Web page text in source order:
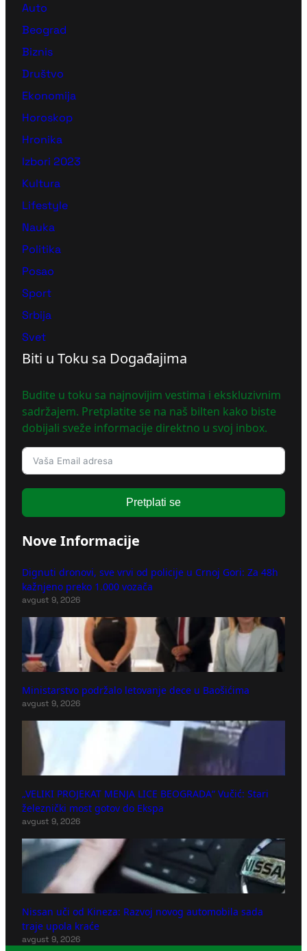
Auto
Beograd
Biznis
Društvo
Ekonomija
Horoskop
Hronika
Izbori 2023
Kultura
Lifestyle
Nauka
Politika
Posao
Sport
Srbija
Svet
Biti u Toku sa Događajima
Budite u toku sa najnovijim vestima i ekskluzivnim
sadržajem. Pretplatite se na naš bilten kako biste
dobijali sveže informacije direktno u svoj inbox.
Pretplati se
Nove Informacije
Dignuti dronovi, sve vrvi od policije u Crnoj Gori: Za 48h
kažnjeno preko 1.000 vozača
avgust 9, 2026
Ministarstvo podržalo letovanje dece u Baošićima
avgust 9, 2026
„VELIKI PROJEKAT MENJA LICE BEOGRADA“ Vučić: Stari
železnički most gotov do Ekspa
avgust 9, 2026
Nissan uči od Kineza: Razvoj novog automobila sada
traje upola kraće
avgust 9, 2026